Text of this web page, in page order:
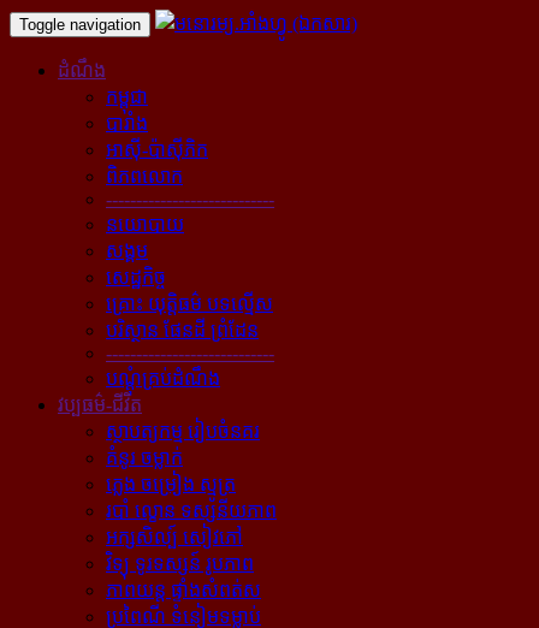
Toggle navigation
ដំណឹង
កម្ពុជា
បារាំង
អាស៊ី-ប៉ាស៊ីភិក
ពិភពលោក
----------------------------
នយោបាយ
សង្គម
សេដ្ឋកិច្ច
គ្រោះ យុត្តិធម៌ បទល្មើស
បរិស្ថាន ផែនដី ព្រំដែន
----------------------------
បណ្ដុំគ្រប់ដំណឹង
វប្បធម៌-ជីវិត
ស្ថាបត្យកម្ម រៀបចំនគរ
គំនូរ ចម្លាក់
ភ្លេង ចម្រៀង ស្មូត្រ
របាំ ល្ខោន ទស្សនីយភាព
អក្សសិល្ប៍ សៀវភៅ
វិទ្យុ ទូរទស្សន៍ រូបភាព
ភាពយន្ដ ផ្ទាំងសំពត់ស
ប្រពៃណី ទំនៀមទម្លាប់